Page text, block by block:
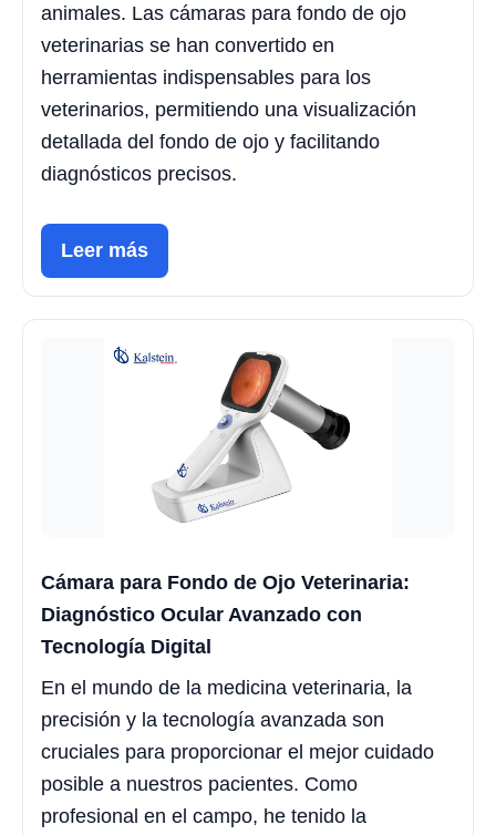
animales. Las cámaras para fondo de ojo
veterinarias se han convertido en
herramientas indispensables para los
veterinarios, permitiendo una visualización
detallada del fondo de ojo y facilitando
diagnósticos precisos.
Leer más
Cámara para Fondo de Ojo Veterinaria:
Diagnóstico Ocular Avanzado con
Tecnología Digital
En el mundo de la medicina veterinaria, la
precisión y la tecnología avanzada son
cruciales para proporcionar el mejor cuidado
posible a nuestros pacientes. Como
profesional en el campo, he tenido la